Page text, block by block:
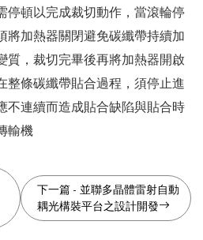
停頓以完成裁切動作，當滾輪停
將加熱器關閉避免碳纖帶持續加
質，裁切完畢後再將加熱器開啟
整條碳纖帶貼合過程，須停止進
不連續而造成貼合缺陷與貼合時
輸機
下一篇- 並聯多晶體雷射自動
耦光構裝平台之設計開發